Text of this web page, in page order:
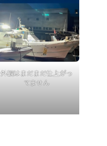
外観はまだまだ仕上がっ
てません